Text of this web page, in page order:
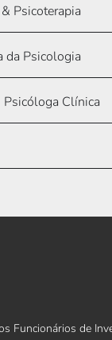
Psicoterapia
da Psicologia
Clínica
Funcionários de